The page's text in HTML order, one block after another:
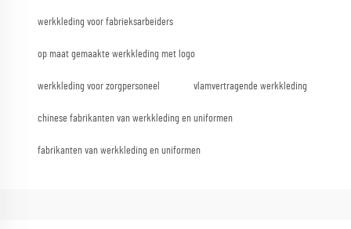
werkkleding voor fabrieksarbeiders
op maat gemaakte werkkleding met logo
werkkleding voor zorgpersoneel vlamvertragende werkkleding
chinese fabrikanten van werkkleding en uniformen
fabrikanten van werkkleding en uniformen